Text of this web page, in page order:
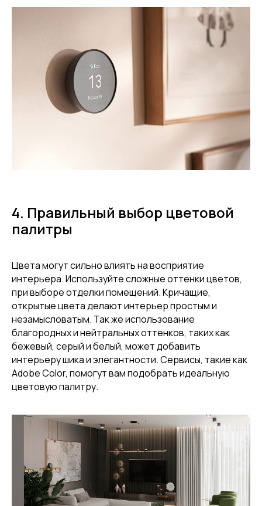
4. Правильный выбор цветовой
палитры
Цвета могут сильно влиять на восприятие
интерьера. Используйте сложные оттенки цветов,
при выборе отделки помещений. Кричащие,
открытые цвета делают интерьер простым и
незамысловатым. Так же использование
благородных и нейтральных оттенков, таких как
бежевый, серый и белый, может добавить
интерьеру шика и элегантности. Сервисы, такие как
Adobe Color, помогут вам подобрать идеальную
цветовую палитру.